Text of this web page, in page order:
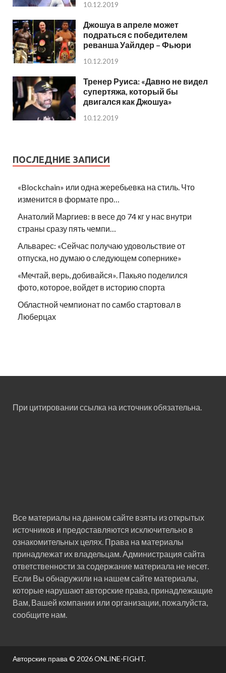
10.12.2019
Джошуа в апреле может
подраться с победителем
реванша Уайлдер – Фьюри
10.12.2019
Тренер Руиса: «Давно не видел
супертяжа, который бы
двигался как Джошуа»
10.12.2019
ПОСЛЕДНИЕ ЗАПИСИ
«Blockchain» или одна жеребьевка на стиль. Что
изменится в формате про…
Анатолий Маргиев: в весе до 74 кг у нас внутри
страны сразу пять чемпи…
Альварес: «Сейчас получаю удовольствие от
отпуска, но думаю о следующем сопернике»
«Мечтай, верь, добивайся». Пакьяо поделился
фото, которое, войдет в историю спорта
Областной чемпионат по самбо стартовал в
Люберцах
При цитировании ссылка на источник обязательна.
Все материалы на данном сайте взяты из открытых
источников и предоставляются исключительно в
ознакомительных целях. Права на материалы
принадлежат их владельцам. Администрация сайта
ответственности за содержание материала не несет.
Если Вы обнаружили на нашем сайте материалы,
которые нарушают авторские права, принадлежащие
Вам, Вашей компании или организации, пожалуйста,
сообщите нам.
Авторские права © 2026ONLINE-FIGHT.